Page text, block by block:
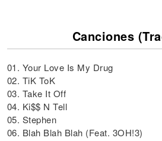
Canciones
01. Your Love Is My Drug
02. TiK ToK
03. Take It Off
04. Ki$$ N Tell
05. Stephen
06. Blah Blah Blah (Feat. 3OH!3)